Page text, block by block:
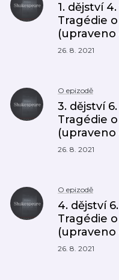
1. dějství
Tragédie
(upraveno
26. 8. 2021
O epizodě
3. dějství
Tragédie
(upraveno
26. 8. 2021
O epizodě
4. dějství
Tragédie
(upraveno
26. 8. 2021